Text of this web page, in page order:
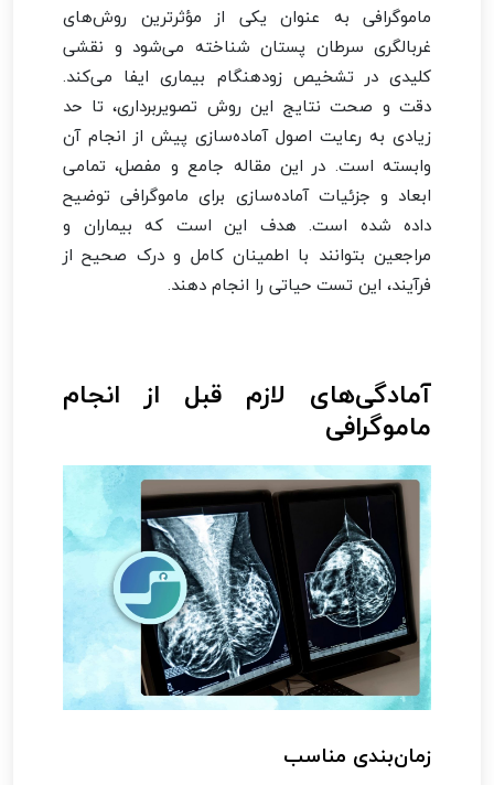
ماموگرافی به عنوان یکی از مؤثرترین روش‌های
غربالگری سرطان پستان شناخته می‌شود و نقشی
کلیدی در تشخیص زودهنگام بیماری ایفا می‌کند.
دقت و صحت نتایج این روش تصویربرداری، تا حد
زیادی به رعایت اصول آماده‌سازی پیش از انجام آن
وابسته است. در این مقاله جامع و مفصل، تمامی
ابعاد و جزئیات آماده‌سازی برای ماموگرافی توضیح
داده شده است. هدف این است که بیماران و
مراجعین بتوانند با اطمینان کامل و درک صحیح از
فرآیند، این تست حیاتی را انجام دهند.
آمادگی‌های لازم قبل از انجام
ماموگرافی
زمان‌بندی مناسب